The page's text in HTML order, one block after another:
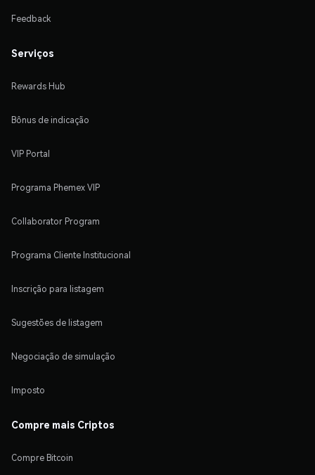
Feedback
Serviços
Rewards Hub
Bônus de indicação
VIP Portal
Programa Phemex VIP
Collaborator Program
Programa Cliente Institucional
Inscrição para listagem
Sugestões de listagem
Negociação de simulação
Imposto
Compre mais Criptos
Compre Bitcoin